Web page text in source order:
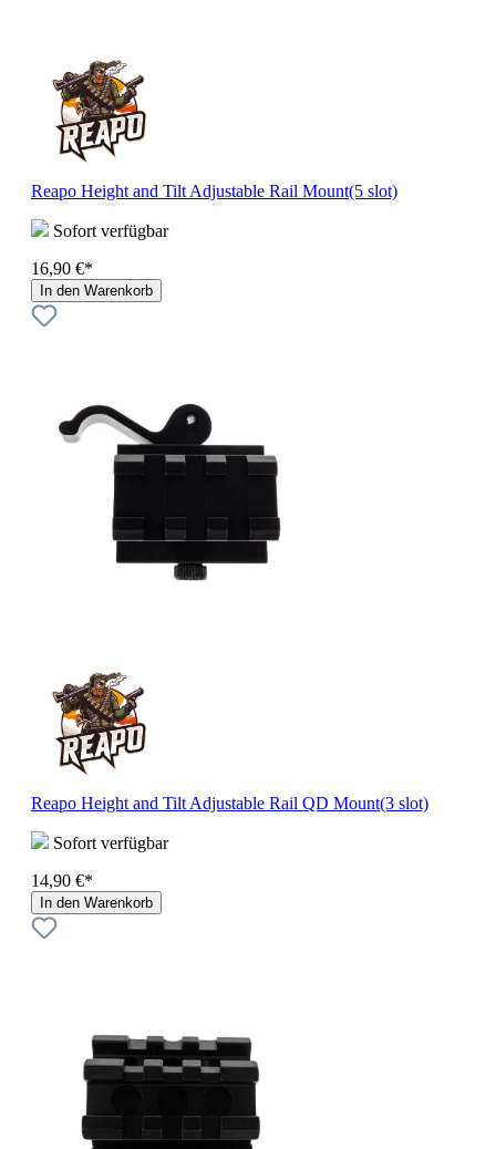
Reapo Height and Tilt Adjustable Rail Mount(5 slot)
Sofort verfügbar
16,90 €*
In den Warenkorb
Reapo Height and Tilt Adjustable Rail QD Mount(3 slot)
Sofort verfügbar
14,90 €*
In den Warenkorb